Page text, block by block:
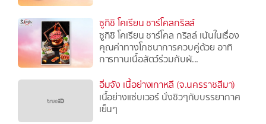
ซูกิชิ โคเรียน ชาร์โคลกริลล์
ซูกิชิ โคเรียน ชาร์โคล กริลล์ เน้นในเรื่อง
คุณค่าทางโภชนาการควบคู่ด้วย อาทิ
การทานเนื้อสัตว์ร่วมกับผั...
อิ่มจัง เนื้อย่างเกาหลี (จ.นครราชสีมา)
เนื้อย่างแซ่บเวอร์ นั่งชิวๆกับบรรยากาศ
เย็นๆ